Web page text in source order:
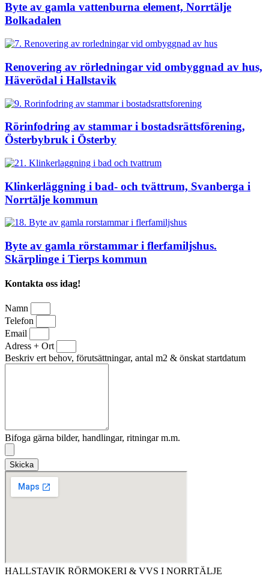
Byte av gamla vattenburna element, Norrtälje
Bolkadalen
Renovering av rörledningar vid ombyggnad av hus,
Häverödal i Hallstavik
Rörinfodring av stammar i bostadsrättsförening,
Österbybruk i Österby
Klinkerläggning i bad- och tvättrum, Svanberga i
Norrtälje kommun
Byte av gamla rörstammar i flerfamiljshus.
Skärplinge i Tierps kommun
Kontakta oss idag!
Namn
Telefon
Email
Adress + Ort
Beskriv ert behov, förutsättningar, antal m2 & önskat startdatum
Bifoga gärna bilder, handlingar, ritningar m.m.
Skicka
HALLSTAVIK RÖRMOKERI & VVS I NORRTÄLJE